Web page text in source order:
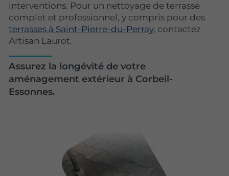
interventions. Pour un nettoyage de terrasse
complet et professionnel, y compris pour des
terrasses à Saint-Pierre-du-Perray, contactez
Artisan Laurot.
Assurez la longévité de votre
aménagement extérieur à Corbeil-
Essonnes.